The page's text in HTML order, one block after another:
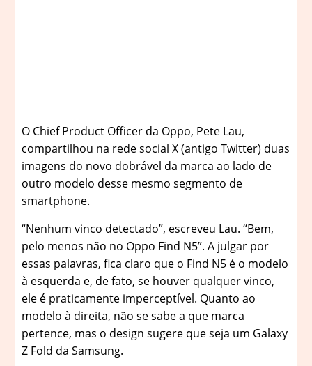
O Chief Product Officer da Oppo, Pete Lau,
compartilhou na rede social X (antigo Twitter) duas
imagens do novo dobrável da marca ao lado de
outro modelo desse mesmo segmento de
smartphone.
“Nenhum vinco detectado”, escreveu Lau. “Bem,
pelo menos não no Oppo Find N5”. A julgar por
essas palavras, fica claro que o Find N5 é o modelo
à esquerda e, de fato, se houver qualquer vinco,
ele é praticamente imperceptível. Quanto ao
modelo à direita, não se sabe a que marca
pertence, mas o design sugere que seja um Galaxy
Z Fold da Samsung.